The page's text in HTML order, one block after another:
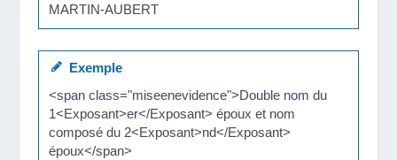
MARTIN-AUBERT
Exemple
<span class="miseenevidence">Double nom du
1<Exposant>er</Exposant> époux et nom
composé du 2<Exposant>nd</Exposant>
époux</span>